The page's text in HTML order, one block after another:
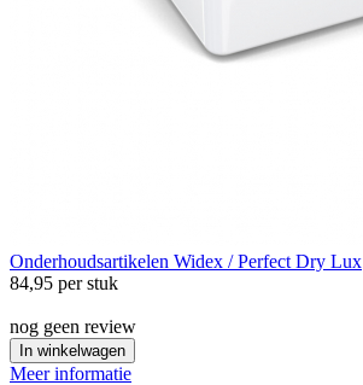
Onderhoudsartikelen Widex / Perfect Dry Lux
84,95 per stuk
nog geen review
In winkelwagen
Meer informatie